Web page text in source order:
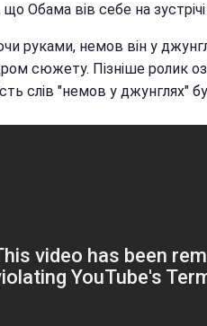
Обама вів себе на
руками, немов він у
сюжету. Пізніше ролик
слів "немов у джунглях"